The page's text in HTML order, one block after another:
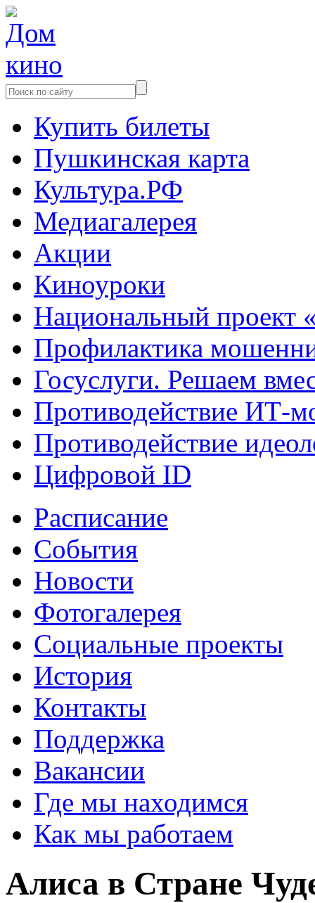
Купить билеты
Пушкинская карта
Культура.РФ
Медиагалерея
Акции
Киноуроки
Национальный проект
Профилактика
Госуслуги. Решаем
Противодействие ИТ-
Противодействие
Цифровой ID
Расписание
События
Новости
Фотогалерея
Социальные проекты
История
Контакты
Поддержка
Вакансии
Где мы находимся
Как мы работаем
Алиса в Стране